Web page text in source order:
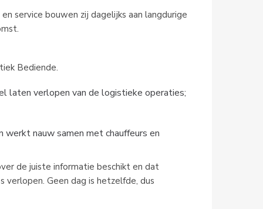
service bouwen zij dagelijks aan langdurige
Bediende.
laten verlopen van de logistieke operaties;
werkt nauw samen met chauffeurs en
de juiste informatie beschikt en dat
Geen dag is hetzelfde, dus